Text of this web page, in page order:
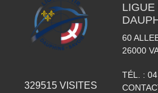
329515 VISITES
LIGUE
60
26000
TÉL. :